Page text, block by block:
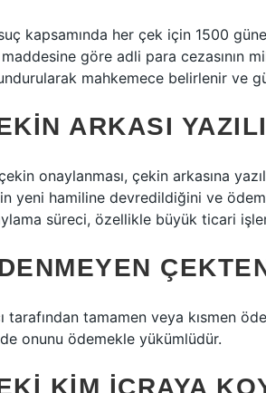
kapsamında her çek için 1500
göre adli para cezasının
mahkemece belirlenir ve
ARKASI
onaylanması, çekin arkasına
yeni hamiline devredildiğini ve
süreci, özellikle büyük ticari
tarafından tamamen veya kısmen
onunu ödemekle yükümlüdür.
KIM ICRAYA